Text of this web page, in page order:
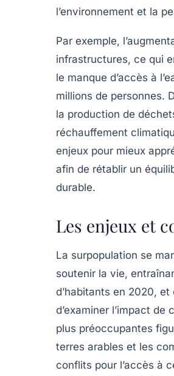
l’environnement et la
Par exemple,
infrastructures, ce qui
le manque d’accès à
millions de personnes.
la production de
réchauffement
enjeux pour mieux
afin de rétablir un
durable.
Les enjeux et
La surpopulation se
soutenir la vie,
d’habitants en 2020,
d’examiner l’impact
plus préoccupantes
terres arables et les
conflits pour l’accès à